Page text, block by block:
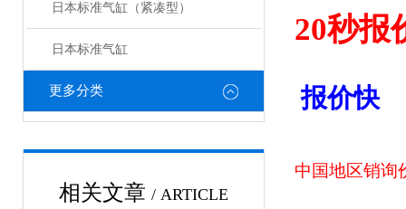
日本标准气缸（紧凑型）
日本标准气缸
更多分类
相关文章 / ARTICLE
20秒报
报价快
中国地区销询